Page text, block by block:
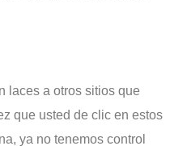
laces a otros sitios que
que usted de clic en estos
ya no tenemos control